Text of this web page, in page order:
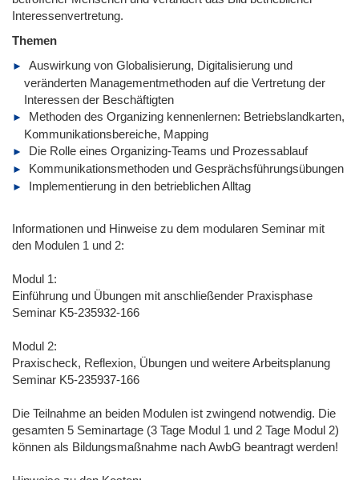
Interessenvertretung.
Themen
Auswirkung von Globalisierung, Digitalisierung und
veränderten Managementmethoden auf die Vertretung der
Interessen der Beschäftigten
Methoden des Organizing kennenlernen: Betriebslandkarten,
Kommunikationsbereiche, Mapping
Die Rolle eines Organizing-Teams und Prozessablauf
Kommunikationsmethoden und Gesprächsführungsübungen
Implementierung in den betrieblichen Alltag
Informationen und Hinweise zu dem modularen Seminar mit
den Modulen 1 und 2:
Modul 1:
Einführung und Übungen mit anschließender Praxisphase
Seminar K5-235932-166
Modul 2:
Praxischeck, Reflexion, Übungen und weitere Arbeitsplanung
Seminar K5-235937-166
Die Teilnahme an beiden Modulen ist zwingend notwendig. Die
gesamten 5 Seminartage (3 Tage Modul 1 und 2 Tage Modul 2)
können als Bildungsmaßnahme nach AwbG beantragt werden!